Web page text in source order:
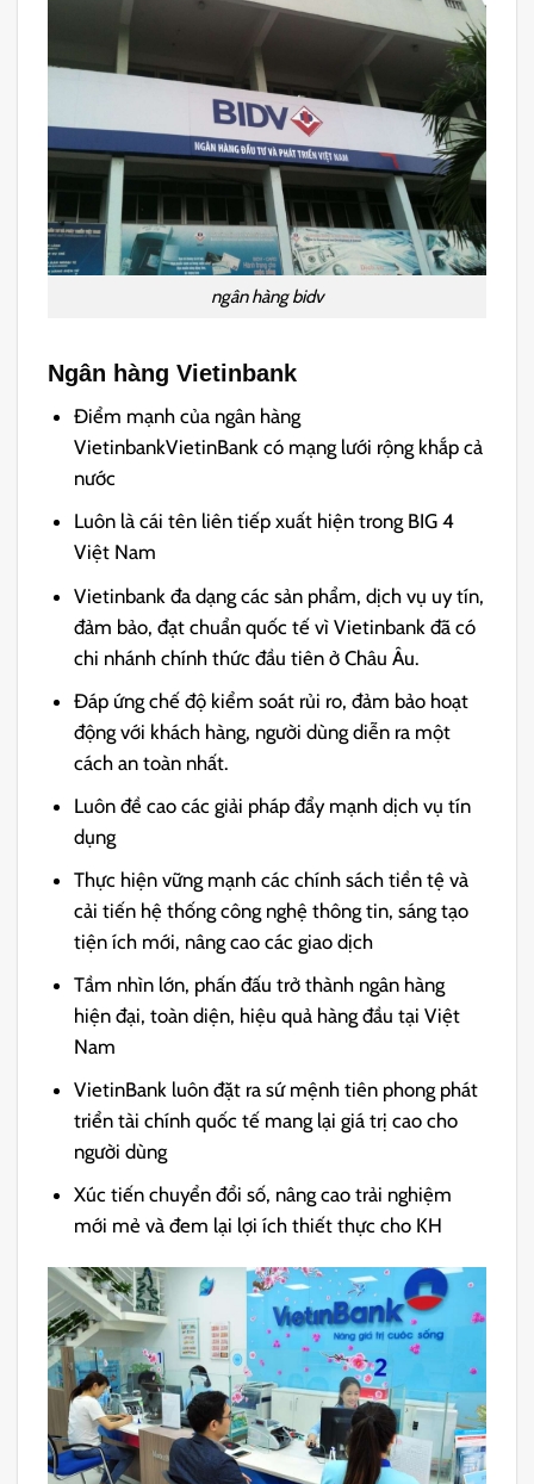
ngân hàng bidv
Ngân hàng Vietinbank
Điểm mạnh của ngân hàng
VietinbankVietinBank có mạng lưới rộng khắp cả
nước
Luôn là cái tên liên tiếp xuất hiện trong BIG 4
Việt Nam
Vietinbank đa dạng các sản phẩm, dịch vụ uy tín,
đảm bảo, đạt chuẩn quốc tế vì Vietinbank đã có
chi nhánh chính thức đầu tiên ở Châu Âu.
Đáp ứng chế độ kiểm soát rủi ro, đảm bảo hoạt
động với khách hàng, người dùng diễn ra một
cách an toàn nhất.
Luôn đề cao các giải pháp đẩy mạnh dịch vụ tín
dụng
Thực hiện vững mạnh các chính sách tiền tệ và
cải tiến hệ thống công nghệ thông tin, sáng tạo
tiện ích mới, nâng cao các giao dịch
Tầm nhìn lớn, phấn đấu trở thành ngân hàng
hiện đại, toàn diện, hiệu quả hàng đầu tại Việt
Nam
VietinBank luôn đặt ra sứ mệnh tiên phong phát
triển tài chính quốc tế mang lại giá trị cao cho
người dùng
Xúc tiến chuyển đổi số, nâng cao trải nghiệm
mới mẻ và đem lại lợi ích thiết thực cho KH